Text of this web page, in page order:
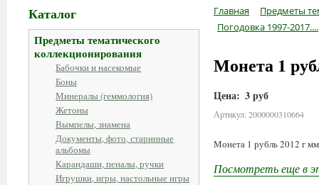
Каталог
Предметы тематического
коллекционирования
Бабочки и насекомые
Боны
Минералы (геммология)
Жетоны
Вымпелы, знамена
Документы, фото, старинные
альбомы
Карандаши, пеналы, ручки
Игрушки, игры, настольные игры
Главная
Предметы
Погодовка 1997-2017....
Монета 1
Цена: 3 руб
Артикул: 2000000310664
Монета 1 рубль 2012 г
Посмотреть еще в